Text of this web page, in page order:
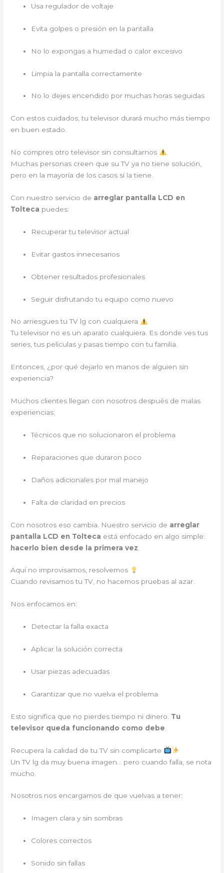
Usa regulador de voltaje
Evita golpes o presión en la pantalla
No lo expongas a humedad o calor excesivo
Limpia la pantalla correctamente
No lo dejes encendido por muchas horas seguidas
Con estos cuidados, tu televisor durará mucho más tiempo
en buen estado.
No compres otro televisor sin consultarnos
Muchas personas creen que su TV ya no tiene solución,
pero en la mayoría de los casos sí la tiene.
Con nuestro servicio de arreglar pantalla LCD en
Tolteca puedes:
Recuperar tu televisor actual
Evitar gastos innecesarios
Obtener resultados profesionales
Seguir disfrutando tu equipo como nuevo
No arriesgues tu TV lg con cualquiera
Tu televisor no es un aparato cualquiera. Es donde ves tus
series, tus películas y pasas tiempo con tu familia.
Entonces, ¿por qué dejarlo en manos de alguien sin
experiencia?
Muchos clientes llegan con nosotros después de malas
experiencias:
Técnicos que no solucionaron el problema
Reparaciones que duraron poco
Daños adicionales por mal manejo
Falta de claridad en precios
Con nosotros eso cambia. Nuestro servicio de arreglar
pantalla LCD en Tolteca está enfocado en algo simple:
hacerlo bien desde la primera vez
Aquí no improvisamos, resolvemos
Cuando revisamos tu TV, no hacemos pruebas al azar.
Nos enfocamos en:
Detectar la falla exacta
Aplicar la solución correcta
Usar piezas adecuadas
Garantizar que no vuelva el problema
Esto significa que no pierdes tiempo ni dinero. Tu
televisor queda funcionando como debe
Recupera la calidad de tu TV sin complicarte
Un TV lg da muy buena imagen… pero cuando falla, se nota
mucho.
Nosotros nos encargamos de que vuelvas a tener:
Imagen clara y sin sombras
Colores correctos
Sonido sin fallas